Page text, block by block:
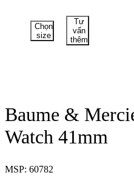
Chọn
size
Tư
vấn
thêm
Baume &
Watch 41mm
MSP: 60782